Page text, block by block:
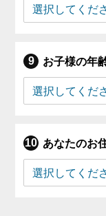
お子様の年
あなたのお